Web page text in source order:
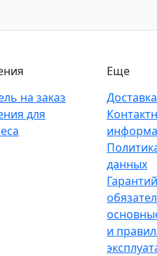
на заказ
для
Еще
данных
и